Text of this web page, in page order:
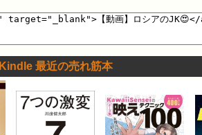
Kindle 最近の売れ筋本